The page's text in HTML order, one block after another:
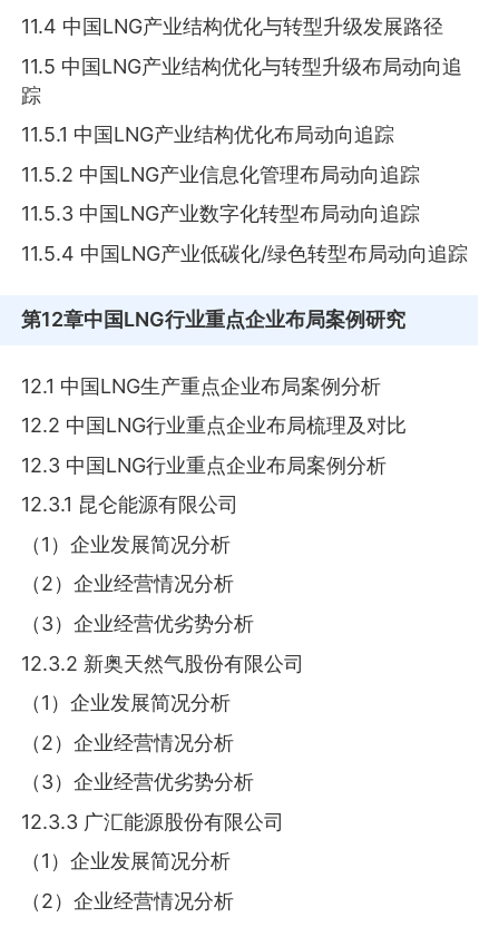
11.4 中国LNG产业结构优化与转型升级发展路径
11.5 中国LNG产业结构优化与转型升级布局动向追
踪
11.5.1 中国LNG产业结构优化布局动向追踪
11.5.2 中国LNG产业信息化管理布局动向追踪
11.5.3 中国LNG产业数字化转型布局动向追踪
11.5.4 中国LNG产业低碳化/绿色转型布局动向追踪
第12章中国LNG行业重点企业布局案例研究
12.1 中国LNG生产重点企业布局案例分析
12.2 中国LNG行业重点企业布局梳理及对比
12.3 中国LNG行业重点企业布局案例分析
12.3.1 昆仑能源有限公司
（1）企业发展简况分析
（2）企业经营情况分析
（3）企业经营优劣势分析
12.3.2 新奥天然气股份有限公司
（1）企业发展简况分析
（2）企业经营情况分析
（3）企业经营优劣势分析
12.3.3 广汇能源股份有限公司
（1）企业发展简况分析
（2）企业经营情况分析